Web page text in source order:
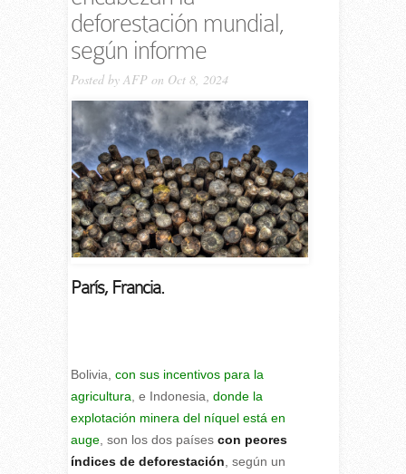
deforestación mundial,
según informe
Posted by AFPon Oct 8, 2024
París, Francia.
Bolivia, con sus incentivos para la
agricultura , e Indonesia, donde la
explotación minera del níquel está en
auge, son los dos países con peores
índices de deforestación , según un